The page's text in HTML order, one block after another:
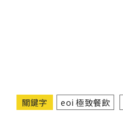
關鍵字 eoi 極致餐飲